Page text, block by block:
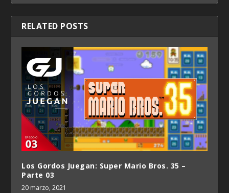
RELATED POSTS
Los Gordos Juegan: Super Mario Bros. 35 –
Parte 03
20 marzo, 2021